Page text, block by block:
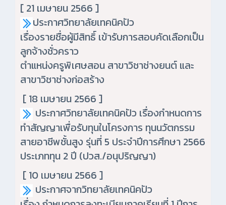
[ 21 เมษายน 2566 ]
ประกาศวิทยาลัยเทคนิคปัว
เรื่องรายชื่อผู้มีสิทธิ์ เข้ารับการสอบคัดเลือกเป็น
ลูกจ้างชั่วคราว
ตำแหน่งครูพิเศษสอน สาขาวิชาช่างยนต์ และ
สาขาวิชาช่างก่อสร้าง
[ 18 เมษายน 2566 ]
ประกาศวิทยาลัยเทคนิคปัว เรื่องกำหนดการ
ทำสัญญาเพื่อรับทุนในโครงการ ทุนนวัตกรรม
สายอาชีพชั้นสูง รุ่นที่ 5 ประจำปีการศึกษา 2566
ประเภททุน 2 ปี (ปวส./อนุปริญญา)
[ 10 เมษายน 2566 ]
ประกาศจากวิทยาลัยเทคนิคปัว